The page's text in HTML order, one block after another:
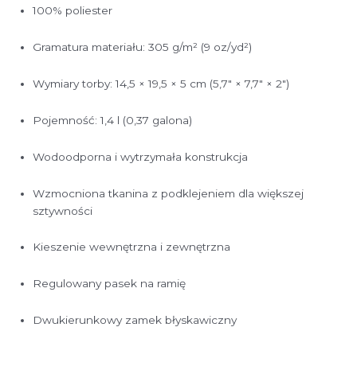
100% poliester
Gramatura materiału: 305 g/m² (9 oz/yd²)
Wymiary torby: 14,5 × 19,5 × 5 cm (5,7″ × 7,7″ × 2″)
Pojemność: 1,4 l (0,37 galona)
Wodoodporna i wytrzymała konstrukcja
Wzmocniona tkanina z podklejeniem dla większej
sztywności
Kieszenie wewnętrzna i zewnętrzna
Regulowany pasek na ramię
Dwukierunkowy zamek błyskawiczny